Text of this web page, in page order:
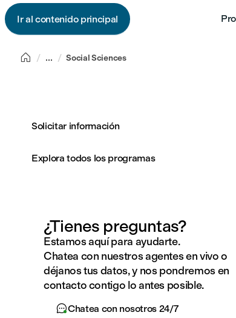
Ir al contenido principal
 ... Social Sciences
Solicitar información
Explora todos los programas
¿Tienes preguntas?
Estamos aquí para ayudarte.
Chatea con nuestros agentes en vivo o
déjanos tus datos, y nos pondremos en
contacto contigo lo antes posible.
Chatea con nosotros 24/7